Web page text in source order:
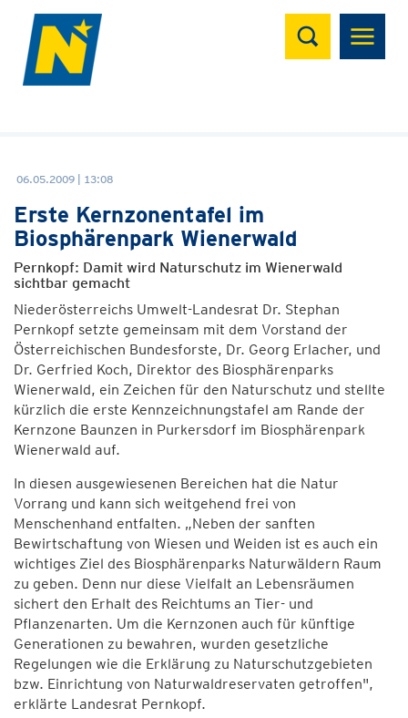
Suchen
06.05.2009 | 13:08
Erste Kernzonentafel im
Biosphärenpark Wienerwald
Pernkopf: Damit wird Naturschutz im Wienerwald
sichtbar gemacht
Niederösterreichs Umwelt-Landesrat Dr. Stephan
Pernkopf setzte gemeinsam mit dem Vorstand der
Österreichischen Bundesforste, Dr. Georg Erlacher, und
Dr. Gerfried Koch, Direktor des Biosphärenparks
Wienerwald, ein Zeichen für den Naturschutz und stellte
kürzlich die erste Kennzeichnungstafel am Rande der
Kernzone Baunzen in Purkersdorf im Biosphärenpark
Wienerwald auf.
In diesen ausgewiesenen Bereichen hat die Natur
Vorrang und kann sich weitgehend frei von
Menschenhand entfalten. „Neben der sanften
Bewirtschaftung von Wiesen und Weiden ist es auch ein
wichtiges Ziel des Biosphärenparks Naturwäldern Raum
zu geben. Denn nur diese Vielfalt an Lebensräumen
sichert den Erhalt des Reichtums an Tier- und
Pflanzenarten. Um die Kernzonen auch für künftige
Generationen zu bewahren, wurden gesetzliche
Regelungen wie die Erklärung zu Naturschutzgebieten
bzw. Einrichtung von Naturwaldreservaten getroffen",
erklärte Landesrat Pernkopf.